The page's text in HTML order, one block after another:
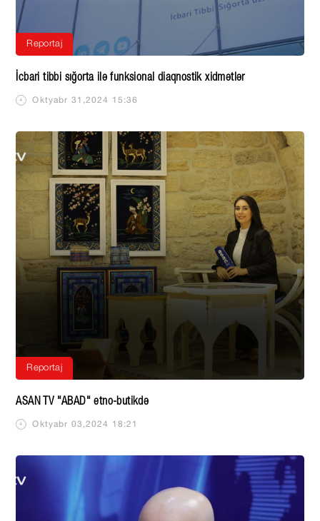
İcbari tibbi sığorta ilə funksional diaqnostik xidmətlər
Oktyabr 31,2024 15:36
Reportaj
ASAN TV "ABAD" etno-butikdə
Oktyabr 03,2024 18:21
Reportaj